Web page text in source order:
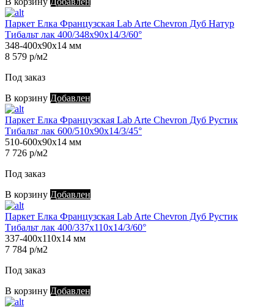
Паркет Елка Французская Lab Arte Chevron Дуб Натур
Тибальт лак 400/348х90х14/3/60°
348-400х90х14 мм
8 579 р/м2
Под заказ
В корзину Добавлен
Паркет Елка Французская Lab Arte Chevron Дуб Рустик
Тибальт лак 600/510х90х14/3/45°
510-600х90х14 мм
7 726 р/м2
Под заказ
В корзину Добавлен
Паркет Елка Французская Lab Arte Chevron Дуб Рустик
Тибальт лак 400/337х110х14/3/60°
337-400х110х14 мм
7 784 р/м2
Под заказ
В корзину Добавлен